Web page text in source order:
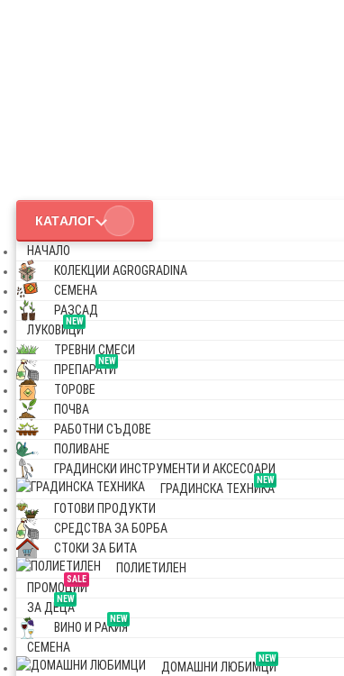
КАТАЛОГ
НАЧАЛО
КОЛЕКЦИИ AGROGRADINA
СЕМЕНА
РАЗСАД
NEW
ЛУКОВИЦИ
ТРЕВНИ СМЕСИ
NEW
ПРЕПАРАТИ
ТОРОВЕ
ПОЧВА
РАБОТНИ СЪДОВЕ
ПОЛИВАНЕ
ГРАДИНСКИ ИНСТРУМЕНТИ И АКСЕСОАРИ
NEW
ГРАДИНСКА ТЕХНИКА
ГОТОВИ ПРОДУКТИ
СРЕДСТВА ЗА БОРБА
СТОКИ ЗА БИТА
ПОЛИЕТИЛЕН
SALE
ПРОМОЦИИ
NEW
ЗА ДЕЦА
NEW
ВИНО И РАКИЯ
СЕМЕНА
NEW
ДОМАШНИ ЛЮБИМЦИ